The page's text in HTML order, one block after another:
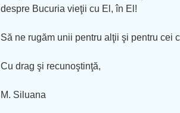
despre Bucuria vieţii cu El, în El!
Să ne rugăm unii pentru alţii şi pentru cei
Cu drag şi recunoştinţă,
M. Siluana